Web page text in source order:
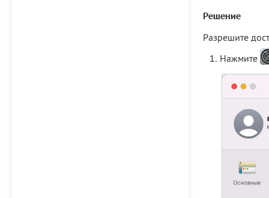
Решение
Разрешите
Нажмите